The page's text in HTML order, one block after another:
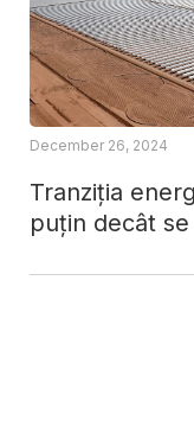
Tranziția
puțin decât
December 26, 2024